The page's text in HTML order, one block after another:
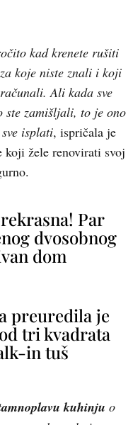
kad krenete rušiti
koje niste znali i koji
Ali kada sve
ste zamišljali, to je ono
isplati, ispričala je
koji žele renovirati svoj
Par
dvosobnog
dom
preuredila je
tri kvadrata
in tuš
kuhinju o